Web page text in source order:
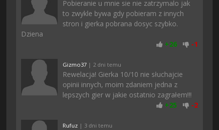
Pobieranie u mnie sie nie zatrzymalo jak
to zwykle bywa gdy pobieram z innych
stron i gierka pobrana dosyc szybko.
Dziena
+26 -1
Gizmo37 | 2 dni temu
Rewelacja! Gierka 10/10 nie słuchajcie
opinii innych, moim zdaniem jedna z
lepszych gier w jakie ostatnio zagrałem!!!
+25 -2
Rufuz | 3 dni temu